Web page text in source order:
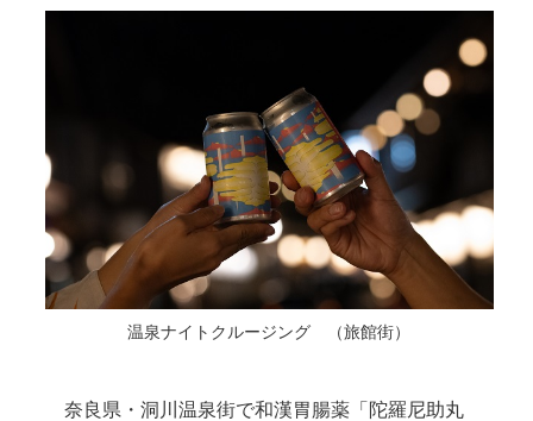
温泉ナイトクルージング （旅館街）
奈良県・洞川温泉街で和漢胃腸薬「陀羅尼助丸